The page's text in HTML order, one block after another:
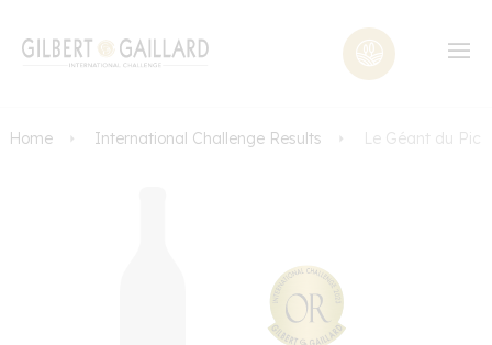
Home International Challenge Results Le Géant du Pic